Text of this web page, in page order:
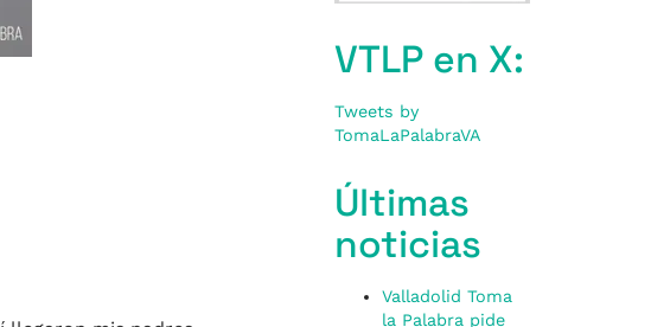
VTLP en X:
Tweets by
TomaLaPalabraVA
Últimas
noticias
Valladolid Toma
la Palabra pide